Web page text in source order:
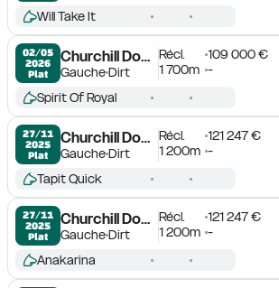
Will Take It
02/05
2026
Plat
Churchill Downs
GaucheDirt
Récl.
109 000 €
1 700m -
Spirit Of Royal
27/11
2025
Plat
Churchill Downs
GaucheDirt
Récl.
121 247 €
1 200m -
Tapit Quick
27/11
2025
Plat
Churchill Downs
GaucheDirt
Récl.
121 247 €
1 200m -
Anakarina